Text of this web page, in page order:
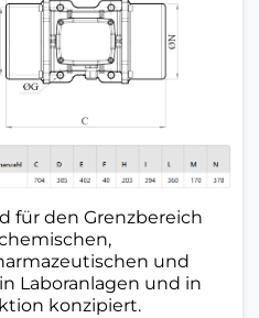
für den Grenzbereich
und
Laboranlagen und in
konzipiert.